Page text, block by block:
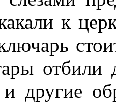
к
другие